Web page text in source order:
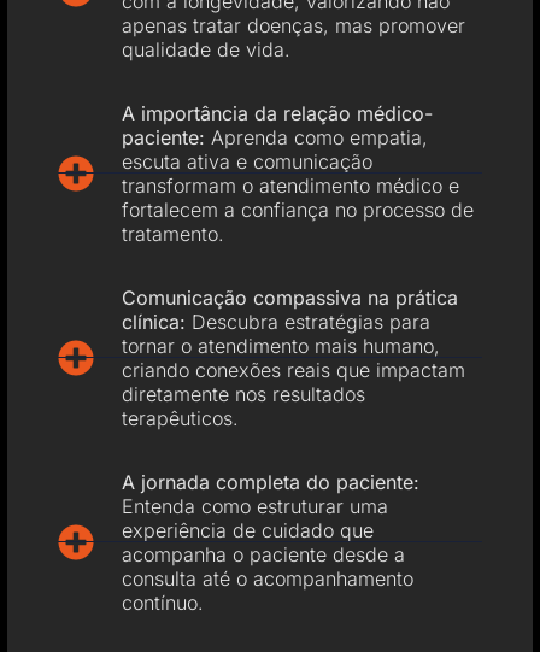
apenas tratar doenças, mas promover
qualidade de vida.
A importância da relação médico-
paciente: Aprenda como empatia,
escuta ativa e comunicação
transformam o atendimento médico e
fortalecem a confiança no processo de
tratamento.
Comunicação compassiva na prática
clínica: Descubra estratégias para
tornar o atendimento mais humano,
criando conexões reais que impactam
diretamente nos resultados
terapêuticos.
A jornada completa do paciente:
Entenda como estruturar uma
experiência de cuidado que
acompanha o paciente desde a
consulta até o acompanhamento
contínuo.